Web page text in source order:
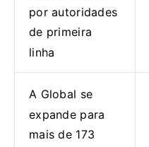
por autoridades
de primeira
linha
A Global se
expande para
mais de 173